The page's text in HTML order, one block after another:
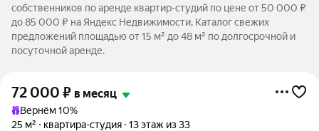
собственников по аренде квартир-студий по цене от 50 000 ₽
до 85 000 ₽ на Яндекс Недвижимости. Каталог свежих
предложений площадью от 15 м² до 48 м² по долгосрочной и
посуточной аренде.
72 000 ₽ в месяц
Вернём 10%
25 м²
квартира-студия 13 этаж из 33